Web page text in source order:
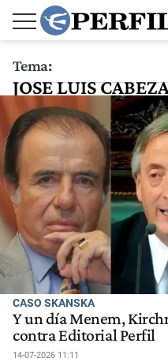
Tema:
JOSE LUIS
CASO SKANSKA
Y un día Menem,
contra Editorial Perfil
14-07-2026 11:11